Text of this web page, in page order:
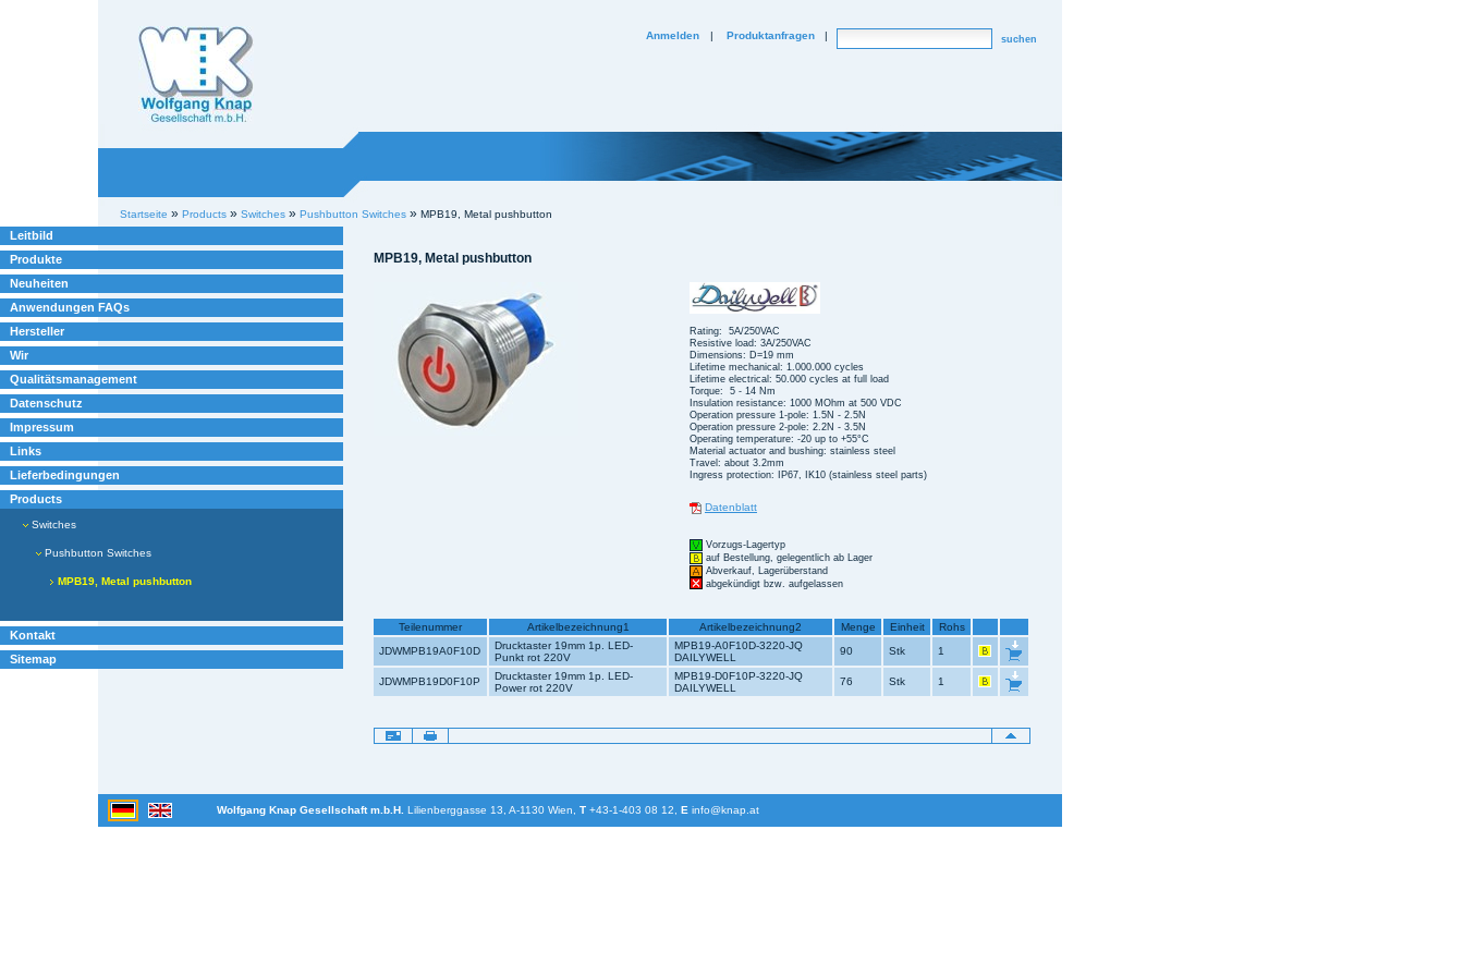
suchen
Anmelden | Produktanfragen |
Sektionen
Benutzerspezifische
Werkzeuge
Startseite » Products » Switches » Pushbutton Switches » MPB19, Metal pushbutton
Leitbild
Produkte
Neuheiten
Anwendungen FAQs
Hersteller
Wir
Qualitätsmanagement
Datenschutz
Impressum
Links
Lieferbedingungen
Products
Switches
Pushbutton Switches
MPB19, Metal pushbutton
Kontakt
Sitemap
MPB19, Metal pushbutton
Rating: 5A/250VAC
Resistive load: 3A/250VAC
Dimensions: D=19 mm
Lifetime mechanical: 1.000.000 cycles
Lifetime electrical: 50.000 cycles at full load
Torque: 5 - 14 Nm
Insulation resistance: 1000 MOhm at 500 VDC
Operation pressure 1-pole: 1.5N - 2.5N
Operation pressure 2-pole: 2.2N - 3.5N
Operating temperature: -20 up to +55°C
Material actuator and bushing: stainless steel
Travel: about 3.2mm
Ingress protection: IP67, IK10 (stainless steel parts)
Datenblatt
Vorzugs-Lagertyp
auf Bestellung, gelegentlich ab Lager
Abverkauf, Lagerüberstand
abgekündigt bzw. aufgelassen
Teilenummer Artikelbezeichnung1 Artikelbezeichnung2 Menge Einheit
Rohs
JDWMPB19A0F10D
Drucktaster 19mm 1p. LED-
Punkt rot 220V
MPB19-A0F10D-3220-JQ
DAILYWELL
90 Stk 1
JDWMPB19D0F10P
Drucktaster 19mm 1p. LED-
Power rot 220V
MPB19-D0F10P-3220-JQ
DAILYWELL
76 Stk 1
Artikelaktionen
Wolfgang Knap Gesellschaft m.b.H. Lilienberggasse 13, A-1130 Wien, T +43-1-403 08 12, E info@knap.at